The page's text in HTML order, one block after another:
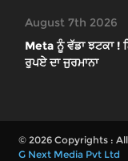
August 7th 2026
Meta ਨੂੰ ਵੱਡਾ ਝਟਕਾ
ਰੁਪਏ ਦਾ ਜੁਰਮਾਨਾ
© 2026 Copyrights :
G Next Media Pvt Ltd